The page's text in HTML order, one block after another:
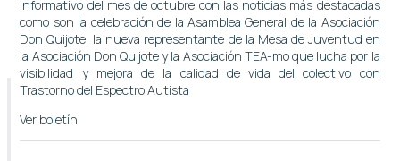
informativo del mes de octubre con las noticias más destacadas
como son la celebración de la Asamblea General de la Asociación
Don Quijote, la nueva representante de la Mesa de Juventud en
la Asociación Don Quijote y la Asociación TEA-mo que lucha por la
visibilidad y mejora de la calidad de vida del colectivo con
Trastorno del Espectro Autista
Ver boletín